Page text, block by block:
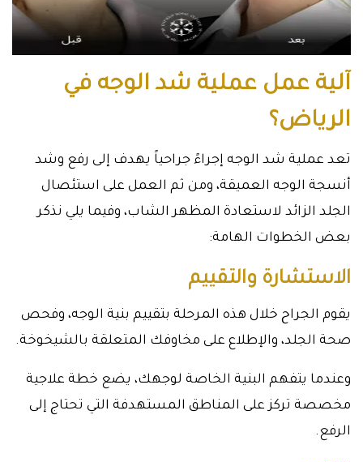
آلية عمل عملية شد الوجه في
الرياض؟
تعد عملية شد الوجه إجراءً جراحياً يهدف إلى رفع وشد
أنسجة الوجه العميقة، ومن ثم العمل على استئصال
الجلد الزائد لاستعادة المظهر الشاب، وفيما يلي نذكر
بعض الخطوات الهامة:
الاستشارة والتقييم
يقوم الجراح خلال هذه المرحلة بتقييم بنية الوجه، وفحص
صحة الجلد، والإطلاع على مخاوفك المتعلقة بالشيخوخة.
وعندما يتفهم البنية الخاصة لوجهك، يضع خطة علاجية
مخصصة تركز على المناطق المستهدفة التي تحتاج إلى
الرفع.